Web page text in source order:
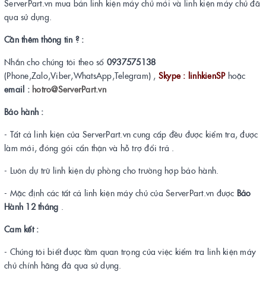
ServerPart.vn mua bán linh kiện máy chủ mới và linh kiện máy chủ đã
qua sử dụng.
Cần thêm thông tin ? :
Nhắn cho chúng tôi theo số 0937575138
(Phone,Zalo,Viber,WhatsApp,Telegram) , Skype : linhkienSPhoặc
email : hotro@ServerPart.vn
Bảo hành :
- Tất cả linh kiện của ServerPart.vn cung cấp đều được kiểm tra, được
làm mới, đóng gói cẩn thận và hỗ trợ đổi trả .
- Luôn dự trữ linh kiện dự phòng cho trường hợp bảo hành.
- Mặc định các tất cả linh kiện máy chủ của ServerPart.vn được Bảo
Hành 12 tháng .
Cam kết :
- Chúng tôi biết được tầm quan trọng của việc kiểm tra linh kiện máy
chủ chính hãng đã qua sử dụng.